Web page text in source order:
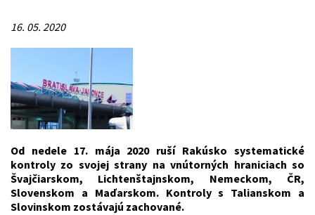
16. 05. 2020
Od nedele 17. mája 2020 ruší Rakúsko systematické
kontroly zo svojej strany na vnútorných hraniciach so
Švajčiarskom, Lichtenštajnskom, Nemeckom, ČR,
Slovenskom a Maďarskom. Kontroly s Talianskom a
Slovinskom zostávajú zachované.